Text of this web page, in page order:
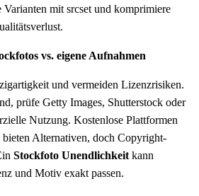
Varianten mit srcset und komprimiere
vs. eigene Aufnahmen
und vermeiden Lizenzrisiken.
prüfe Getty Images, Shutterstock oder
Nutzung. Kostenlose Plattformen
Alternativen, doch Copyright-
Stockfoto Unendlichkeit kann
und Motiv exakt passen.